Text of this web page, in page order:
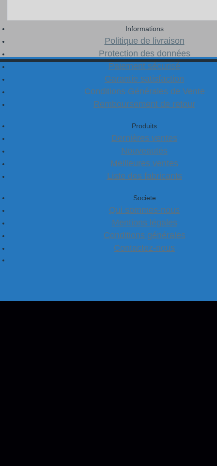
Informations
Politique de livraison
Protection des données
Paiement sécurisé
Garantie satisfaction
Conditions Générales de Vente
Remboursement de retour
Produits
Dernières ventes
Nouveautés
Meilleures ventes
Liste des fabricants
Societe
Qui sommes-nous
Mentions légales
Conditions générales
Contactez-nous